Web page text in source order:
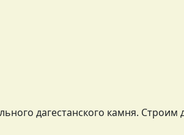
дагестанского камня.